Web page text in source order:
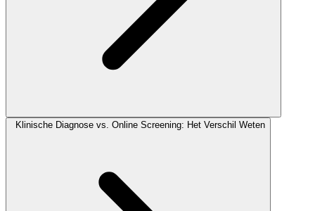
Klinische Diagnose vs. Online Screening: Het Verschil Weten